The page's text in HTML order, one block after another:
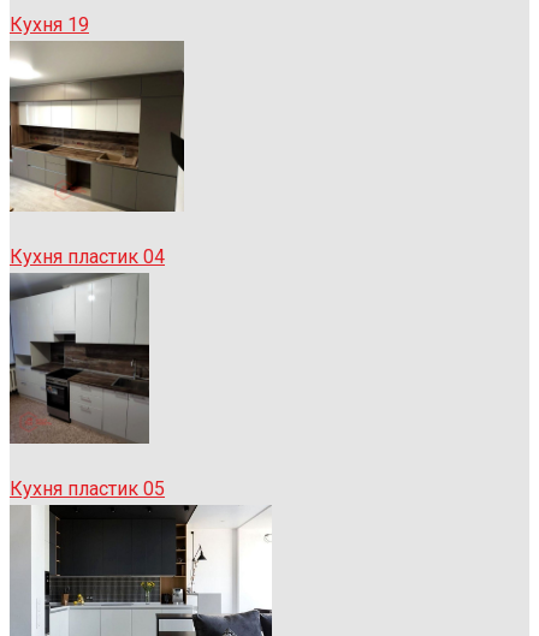
Кухня 19
Кухня пластик 04
Кухня пластик 05